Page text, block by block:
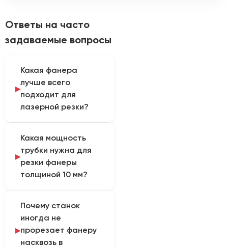
Ответы на часто
задаваемые вопросы
Какая фанера
лучше всего
подходит для
лазерной резки?
березовая фанера
марки ФК (клеенная
карбамидным клеем)
сортов 1/2 или 2/2. Она
красивый коричневый
рез. Фанеру марки ФСФ
(фенолформальдегидная)
резать лазером крайне
Какая мощность
трубки нужна для
резки фанеры
толщиной 10 мм?
производительной
резки фанеры 10 мм с
относительно светлым
краем потребуется
Почему станок
иногда не
прорезает фанеру
насквозь в